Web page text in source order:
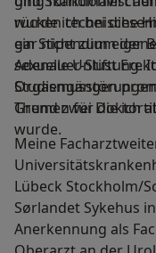
rücken technische
gar nicht zum
sexuelle Unlust
Themen für die ich
wurde.
wurde ich bei
ein Stipendium der
Adenauer-Stiftung.
Studiengängen
Grund zwei
Meine
Lübeck Stockholm/
Sørlandet Sykehus
Anerkennung als